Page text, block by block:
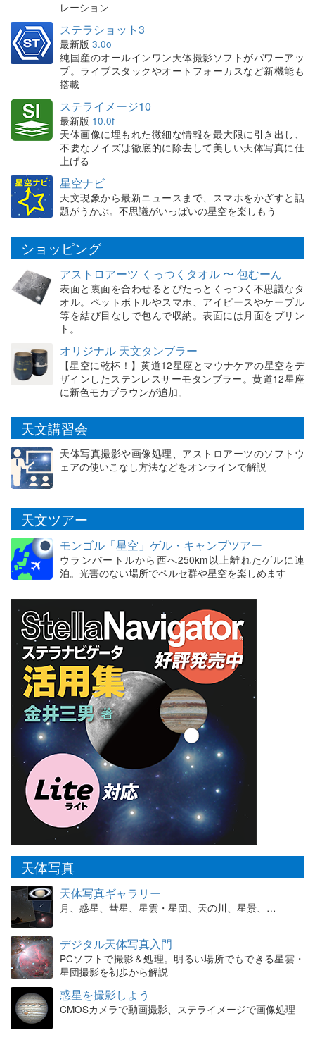
レーション
ステラショット3
最新版 3.0o
純国産のオールインワン天体撮影ソフトがパワーアッ
プ。ライブスタックやオートフォーカスなど新機能も
搭載
ステライメージ10
最新版 10.0f
天体画像に埋もれた微細な情報を最大限に引き出し、
不要なノイズは徹底的に除去して美しい天体写真に仕
上げる
星空ナビ
天文現象から最新ニュースまで、スマホをかざすと話
題がうかぶ。不思議がいっぱいの星空を楽しもう
ショッピング
アストロアーツ くっつくタオル 〜 包むーん
表面と裏面を合わせるとぴたっとくっつく不思議なタ
オル。ペットボトルやスマホ、アイピースやケーブル
等を結び目なしで包んで収納。表面には月面をプリン
ト。
オリジナル 天文タンブラー
【星空に乾杯！】黄道12星座とマウナケアの星空をデ
ザインしたステンレスサーモタンブラー。黄道12星座
に新色モカブラウンが追加。
天文講習会
天体写真撮影や画像処理、アストロアーツのソフトウ
ェアの使いこなし方法などをオンラインで解説
天文ツアー
モンゴル「星空」ゲル・キャンプツアー
ウランバートルから西へ250km以上離れたゲルに連
泊。光害のない場所でペルセ群や星空を楽しめます
天体写真
天体写真ギャラリー
月、惑星、彗星、星雲・星団、天の川、星景、…
デジタル天体写真入門
PCソフトで撮影＆処理。明るい場所でもできる星雲・
星団撮影を初歩から解説
惑星を撮影しよう
CMOSカメラで動画撮影、ステライメージで画像処理